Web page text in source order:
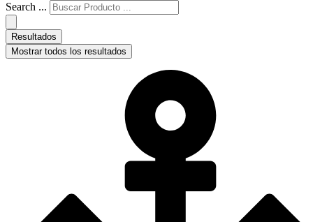
Search ...
Resultados
Mostrar todos los resultados